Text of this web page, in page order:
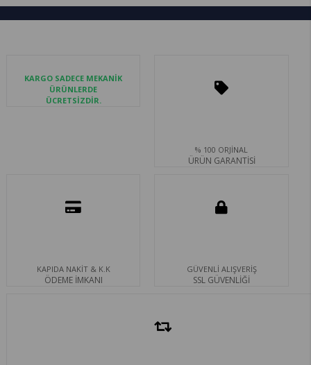
KARGO SADECE MEKANİK
ÜRÜNLERDE
ÜCRETSİZDİR.
% 100 ORJİNAL
ÜRÜN GARANTİSİ
KAPIDA NAKİT & K.K
ÖDEME İMKANI
GÜVENLİ ALIŞVERİŞ
SSL GÜVENLİĞİ